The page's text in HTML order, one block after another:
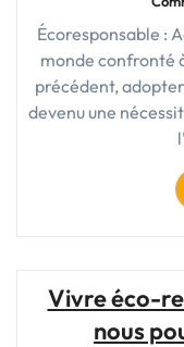
Écoresponsable :
monde confronté
précédent,
devenu une
Vivre éco-
nous